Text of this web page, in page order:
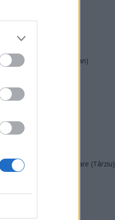
Forța Dreptei (L. Orban)
REPER
SOS (Șoșoacă)
POT (Gavrilă)
Acțiunea Conservatoare (Târziu)
PUSL (D. Voiculescu)